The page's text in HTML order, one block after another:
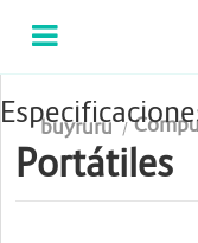
Categorias
Computación
Tablas
Celulares y
buyruru
Portátiles